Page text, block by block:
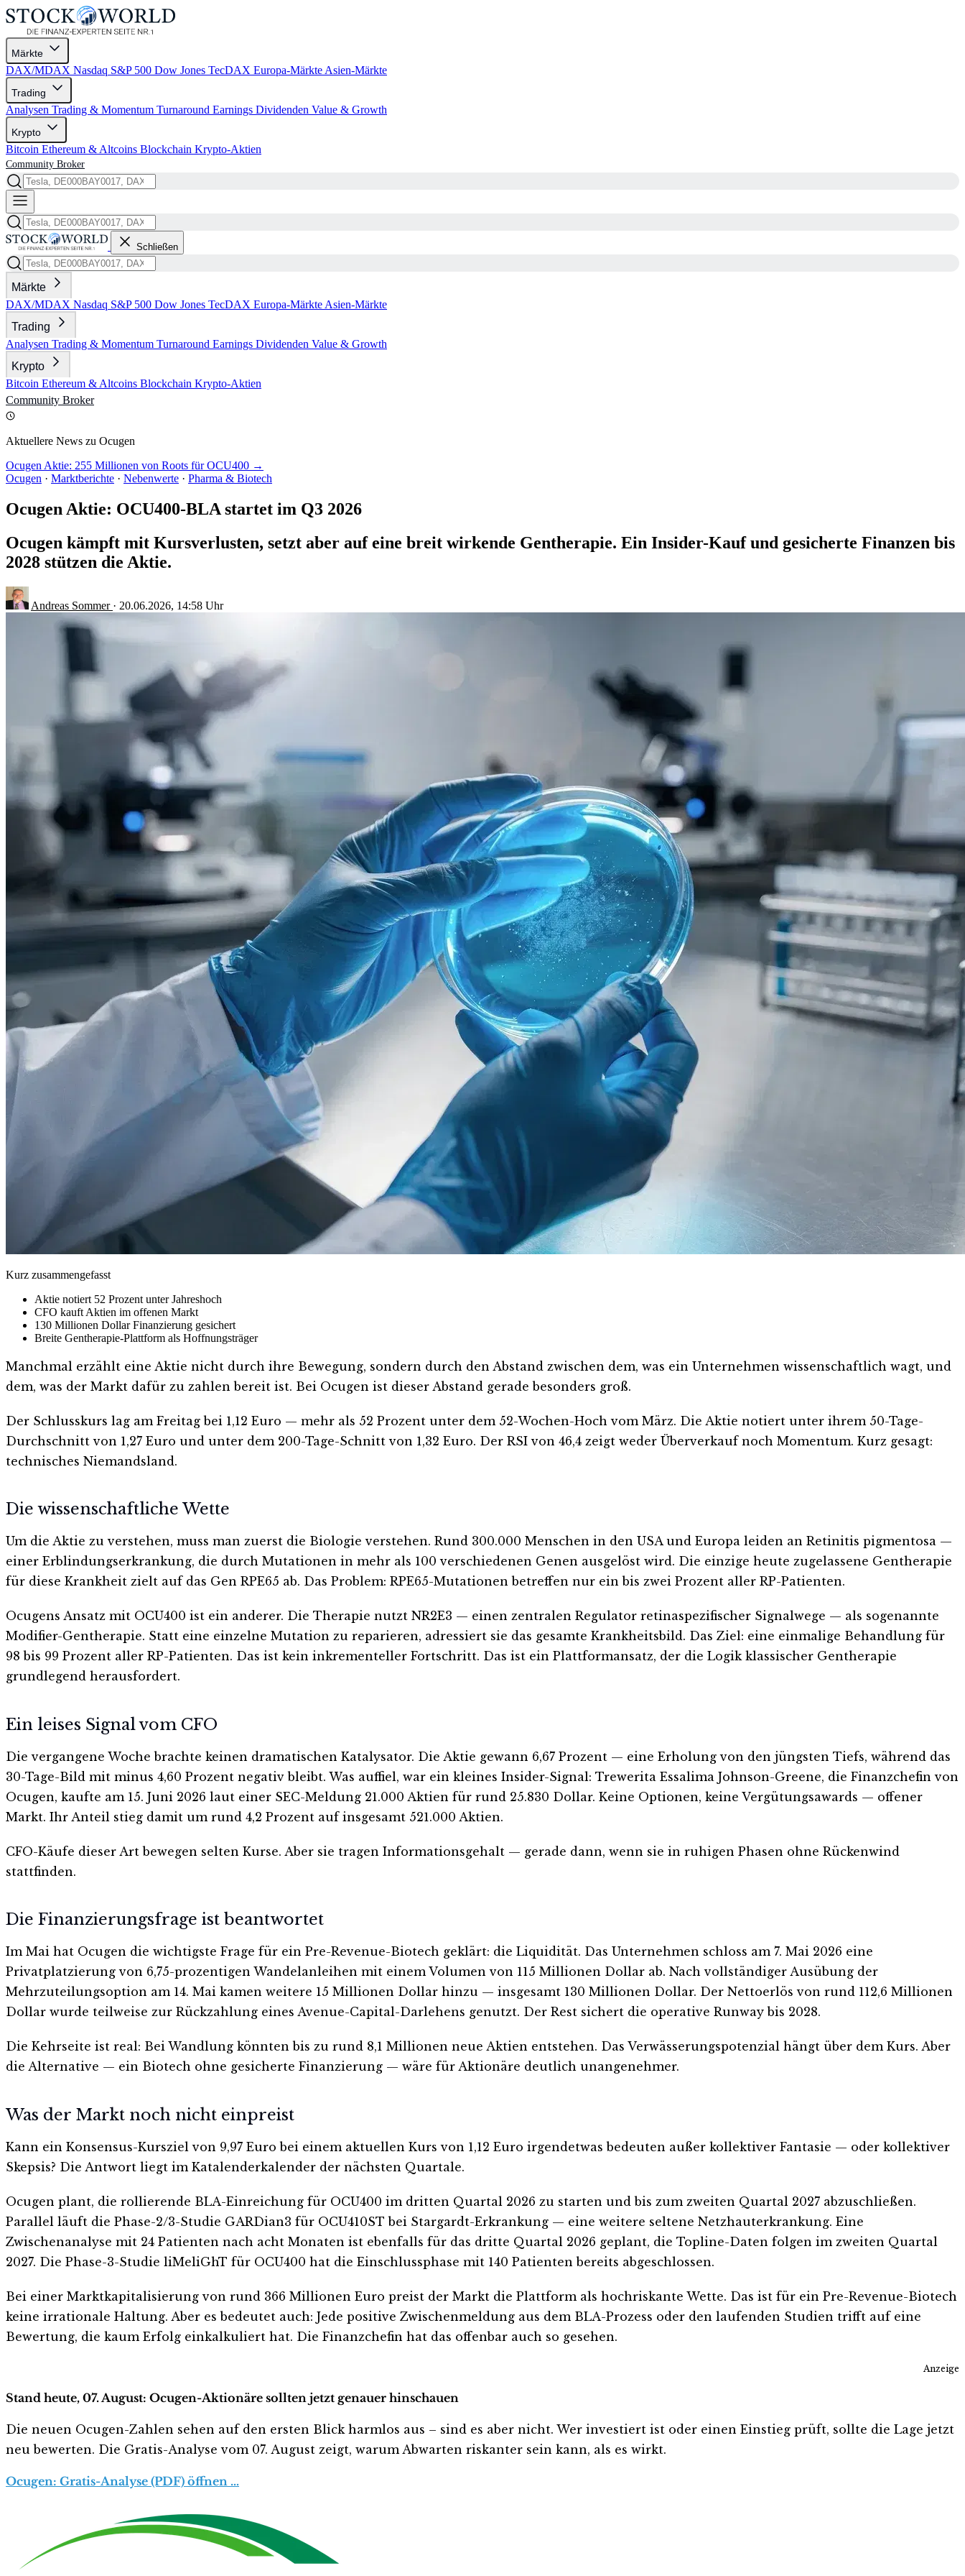
Märkte
DAX/MDAX Nasdaq S&P 500 Dow Jones TecDAX Europa-Märkte Asien-Märkte
Trading
Analysen Trading & Momentum Turnaround Earnings Dividenden Value & Growth
Krypto
Bitcoin Ethereum & Altcoins Blockchain Krypto-Aktien
Community Broker
Schließen
Märkte
DAX/MDAX Nasdaq S&P 500 Dow Jones TecDAX Europa-Märkte Asien-Märkte
Trading
Analysen Trading & Momentum Turnaround Earnings Dividenden Value & Growth
Krypto
Bitcoin Ethereum & Altcoins Blockchain Krypto-Aktien
Community Broker
Aktuellere News zu Ocugen
Ocugen Aktie: 255 Millionen von Roots für OCU400 →
Ocugen · Marktberichte · Nebenwerte · Pharma & Biotech
Ocugen Aktie: OCU400-BLA startet im Q3 2026
Ocugen kämpft mit Kursverlusten, setzt aber auf eine breit wirkende Gentherapie. Ein Insider-Kauf und gesicherte Finanzen bis
2028 stützen die Aktie.
Andreas Sommer · 20.06.2026, 14:58 Uhr
Kurz zusammengefasst
Aktie notiert 52 Prozent unter Jahreshoch
CFO kauft Aktien im offenen Markt
130 Millionen Dollar Finanzierung gesichert
Breite Gentherapie-Plattform als Hoffnungsträger
Manchmal erzählt eine Aktie nicht durch ihre Bewegung, sondern durch den Abstand zwischen dem, was ein Unternehmen wissenschaftlich wagt, und
dem, was der Markt dafür zu zahlen bereit ist. Bei Ocugen ist dieser Abstand gerade besonders groß.
Der Schlusskurs lag am Freitag bei 1,12 Euro — mehr als 52 Prozent unter dem 52-Wochen-Hoch vom März. Die Aktie notiert unter ihrem 50-Tage-
Durchschnitt von 1,27 Euro und unter dem 200-Tage-Schnitt von 1,32 Euro. Der RSI von 46,4 zeigt weder Überverkauf noch Momentum. Kurz gesagt:
technisches Niemandsland.
Die wissenschaftliche Wette
Um die Aktie zu verstehen, muss man zuerst die Biologie verstehen. Rund 300.000 Menschen in den USA und Europa leiden an Retinitis pigmentosa —
einer Erblindungserkrankung, die durch Mutationen in mehr als 100 verschiedenen Genen ausgelöst wird. Die einzige heute zugelassene Gentherapie
für diese Krankheit zielt auf das Gen RPE65 ab. Das Problem: RPE65-Mutationen betreffen nur ein bis zwei Prozent aller RP-Patienten.
Ocugens Ansatz mit OCU400 ist ein anderer. Die Therapie nutzt NR2E3 — einen zentralen Regulator retinaspezifischer Signalwege — als sogenannte
Modifier-Gentherapie. Statt eine einzelne Mutation zu reparieren, adressiert sie das gesamte Krankheitsbild. Das Ziel: eine einmalige Behandlung für
98 bis 99 Prozent aller RP-Patienten. Das ist kein inkrementeller Fortschritt. Das ist ein Plattformansatz, der die Logik klassischer Gentherapie
grundlegend herausfordert.
Ein leises Signal vom CFO
Die vergangene Woche brachte keinen dramatischen Katalysator. Die Aktie gewann 6,67 Prozent — eine Erholung von den jüngsten Tiefs, während das
30-Tage-Bild mit minus 4,60 Prozent negativ bleibt. Was auffiel, war ein kleines Insider-Signal: Trewerita Essalima Johnson-Greene, die Finanzchefin von
Ocugen, kaufte am 15. Juni 2026 laut einer SEC-Meldung 21.000 Aktien für rund 25.830 Dollar. Keine Optionen, keine Vergütungsawards — offener
Markt. Ihr Anteil stieg damit um rund 4,2 Prozent auf insgesamt 521.000 Aktien.
CFO-Käufe dieser Art bewegen selten Kurse. Aber sie tragen Informationsgehalt — gerade dann, wenn sie in ruhigen Phasen ohne Rückenwind
stattfinden.
Die Finanzierungsfrage ist beantwortet
Im Mai hat Ocugen die wichtigste Frage für ein Pre-Revenue-Biotech geklärt: die Liquidität. Das Unternehmen schloss am 7. Mai 2026 eine
Privatplatzierung von 6,75-prozentigen Wandelanleihen mit einem Volumen von 115 Millionen Dollar ab. Nach vollständiger Ausübung der
Mehrzuteilungsoption am 14. Mai kamen weitere 15 Millionen Dollar hinzu — insgesamt 130 Millionen Dollar. Der Nettoerlös von rund 112,6 Millionen
Dollar wurde teilweise zur Rückzahlung eines Avenue-Capital-Darlehens genutzt. Der Rest sichert die operative Runway bis 2028.
Die Kehrseite ist real: Bei Wandlung könnten bis zu rund 8,1 Millionen neue Aktien entstehen. Das Verwässerungspotenzial hängt über dem Kurs. Aber
die Alternative — ein Biotech ohne gesicherte Finanzierung — wäre für Aktionäre deutlich unangenehmer.
Was der Markt noch nicht einpreist
Kann ein Konsensus-Kursziel von 9,97 Euro bei einem aktuellen Kurs von 1,12 Euro irgendetwas bedeuten außer kollektiver Fantasie — oder kollektiver
Skepsis? Die Antwort liegt im Katalenderkalender der nächsten Quartale.
Ocugen plant, die rollierende BLA-Einreichung für OCU400 im dritten Quartal 2026 zu starten und bis zum zweiten Quartal 2027 abzuschließen.
Parallel läuft die Phase-2/3-Studie GARDian3 für OCU410ST bei Stargardt-Erkrankung — eine weitere seltene Netzhauterkrankung. Eine
Zwischenanalyse mit 24 Patienten nach acht Monaten ist ebenfalls für das dritte Quartal 2026 geplant, die Topline-Daten folgen im zweiten Quartal
2027. Die Phase-3-Studie liMeliGhT für OCU400 hat die Einschlussphase mit 140 Patienten bereits abgeschlossen.
Bei einer Marktkapitalisierung von rund 366 Millionen Euro preist der Markt die Plattform als hochriskante Wette. Das ist für ein Pre-Revenue-Biotech
keine irrationale Haltung. Aber es bedeutet auch: Jede positive Zwischenmeldung aus dem BLA-Prozess oder den laufenden Studien trifft auf eine
Bewertung, die kaum Erfolg einkalkuliert hat. Die Finanzchefin hat das offenbar auch so gesehen.
Anzeige
Stand heute, 07. August: Ocugen-Aktionäre sollten jetzt genauer hinschauen
Die neuen Ocugen-Zahlen sehen auf den ersten Blick harmlos aus – sind es aber nicht. Wer investiert ist oder einen Einstieg prüft, sollte die Lage jetzt
neu bewerten. Die Gratis-Analyse vom 07. August zeigt, warum Abwarten riskanter sein kann, als es wirkt.
Ocugen: Gratis-Analyse (PDF) öffnen …